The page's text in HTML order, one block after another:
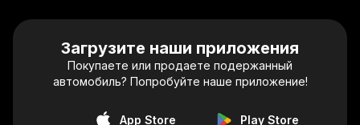
Загрузите наши приложения
Покупаете или продаете подержанный
автомобиль? Попробуйте наше приложение!
App Store Play Store